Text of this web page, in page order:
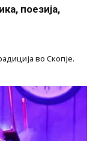
поезија,
во Скопје.